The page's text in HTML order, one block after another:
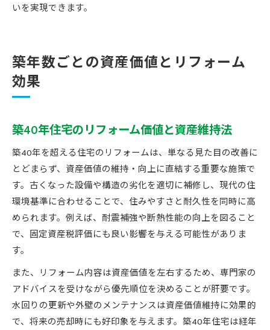
いを実現できます。
築年数ごとの資産価値とリフォーム
効果
築40年住宅のリフォーム価値と資産維持法
築40年を超える住宅のリフォームは、単なる見た目の改善に
とどまらず、資産価値の維持・向上に直結する重要な施策で
す。古くなった設備や構造の劣化を適切に補修し、現代の住
環境基準に合わせることで、住みやすさと耐久性を同時に高
められます。例えば、耐震補強や断熱性能の向上を図ること
で、固定資産税評価にも良い影響を与える可能性がありま
す。
また、リフォーム内容は資産価値を左右するため、専門家の
アドバイスを受けながら優先順位を決めることが肝要です。
水回りの更新や外壁のメンテナンスは資産価値維持に効果的
で、将来の売却時にも好印象を与えます。築40年住宅は経年